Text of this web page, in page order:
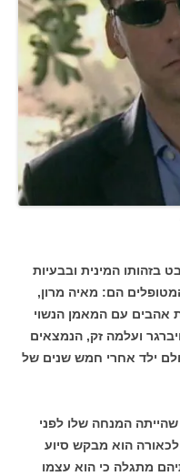
בזהותו המינית ובבעיות
הם: מאיה מרון,
בפרשת אהבים עם המאמן הנשוי
ועלמה זק, הנמצאים
ילד אחרי חמש שנים של
שהייתה המנחה שלו לפני
הוא מבקש סיוע
מתגלה כי הוא עצמו